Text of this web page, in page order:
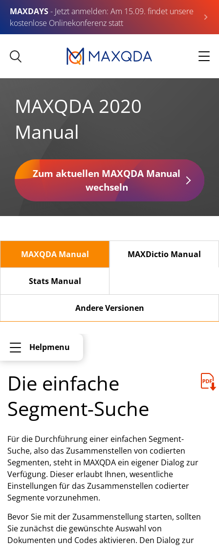
MAXDAYS- Jetzt anmelden: Am 15.09. findet unsere
kostenlose Onlinekonferenz statt
MAXQDA 2020
Manual
Zum aktuellen MAXQDA Manual
wechseln
MAXQDA Manual MAXDictio Manual
Stats Manual
Andere Versionen
Helpmenu
Die einfache
Segment-Suche
Für die Durchführung einer einfachen Segment-
Suche, also das Zusammenstellen von codierten
Segmenten, steht in MAXQDA ein eigener Dialog zur
Verfügung. Dieser erlaubt Ihnen, wesentliche
Einstellungen für das Zusammenstellen codierter
Segmente vorzunehmen.
Bevor Sie mit der Zusammenstellung starten, sollten
Sie zunächst die gewünschte Auswahl von
Dokumenten und Codes aktivieren. Den Dialog zur